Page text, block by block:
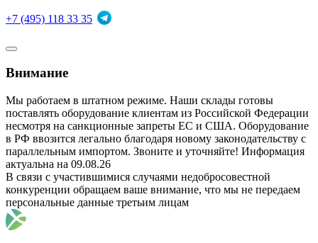
+7 (495) 118 33 35
Внимание
Мы работаем в штатном режиме. Наши склады готовы
поставлять оборудование клиентам из Российской Федерации
несмотря на санкционные запреты ЕС и США. Оборудование
в РФ ввозится легально благодаря новому законодательству с
параллельным импортом. Звоните и уточняйте! Информация
актуальна на 09.08.26
В связи с участившимися случаями недобросовестной
конкуренции обращаем ваше внимание, что мы не передаем
персональные данные третьим лицам